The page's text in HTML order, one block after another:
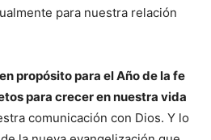
para nuestra relación
propósito para el Año de la fe
para crecer en nuestra vida
comunicación con Dios. Y lo